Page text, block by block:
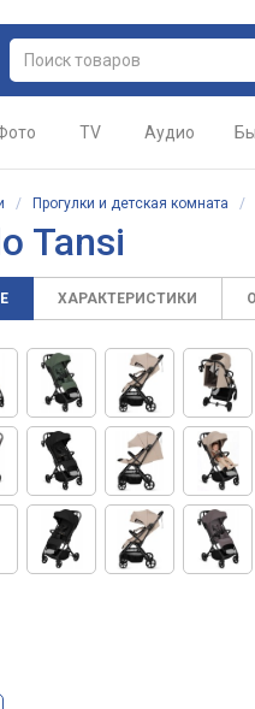
TV Аудио
/ Прогулки и детская комната /
Tansi
ХАРАКТЕРИСТИКИ